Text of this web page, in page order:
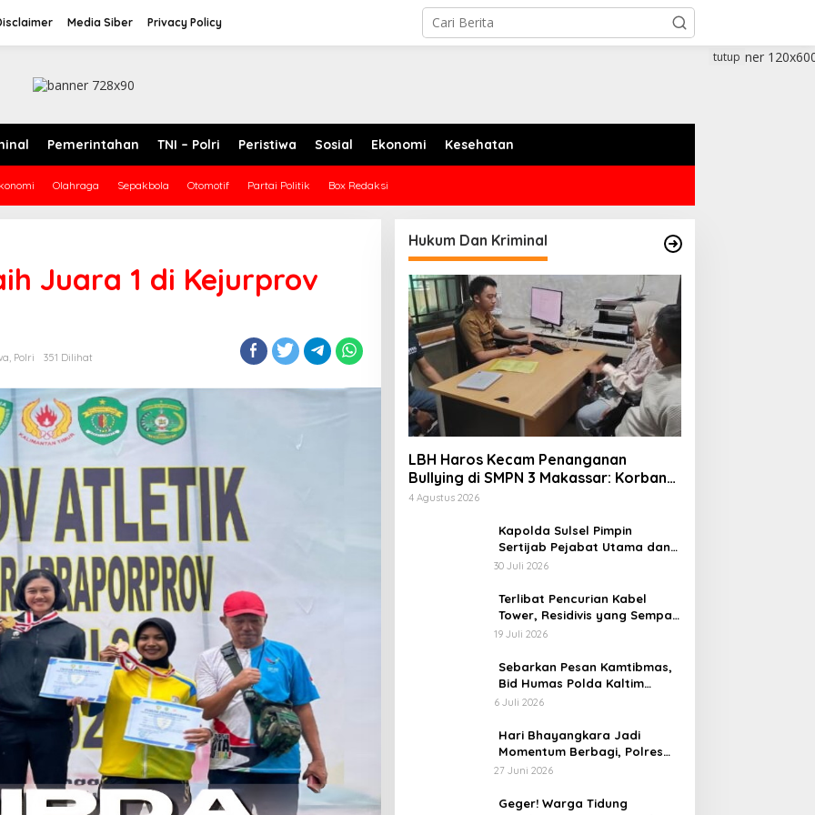
Media Siber Privacy Policy
Pemerintahan TNI – Polri Peristiwa Sosial Ekonomi Kesehatan
Olahraga Sepakbola Otomotif Partai Politik Box Redaksi
tutup
Juara 1 di Kejurprov
, Polri 351 Dilihat
Hukum Dan Kriminal
LBH Haros Kecam Penanganan
Bullying di SMPN 3 Makassar: Korban
Justru Dipaksa Pindah
4 Agustus 2026
Kapolda Sulsel Pimpin
Sertijab Pejabat Utama dan
Kapolres Jajaran Serta
Kapolresta Gowa
30 Juli 2026
Terlibat Pencurian Kabel
Tower, Residivis yang Sempat
Kabur Berhasil Ditangkap Tim
19 Juli 2026
Sebarkan Pesan Kamtibmas,
Bid Humas Polda Kaltim
Intensifkan Pemasangan
Stiker
6 Juli 2026
Hari Bhayangkara Jadi
Momentum Berbagi, Polres
Gowa Datangi Warga yang
27 Juni 2026
Geger! Warga Tidung